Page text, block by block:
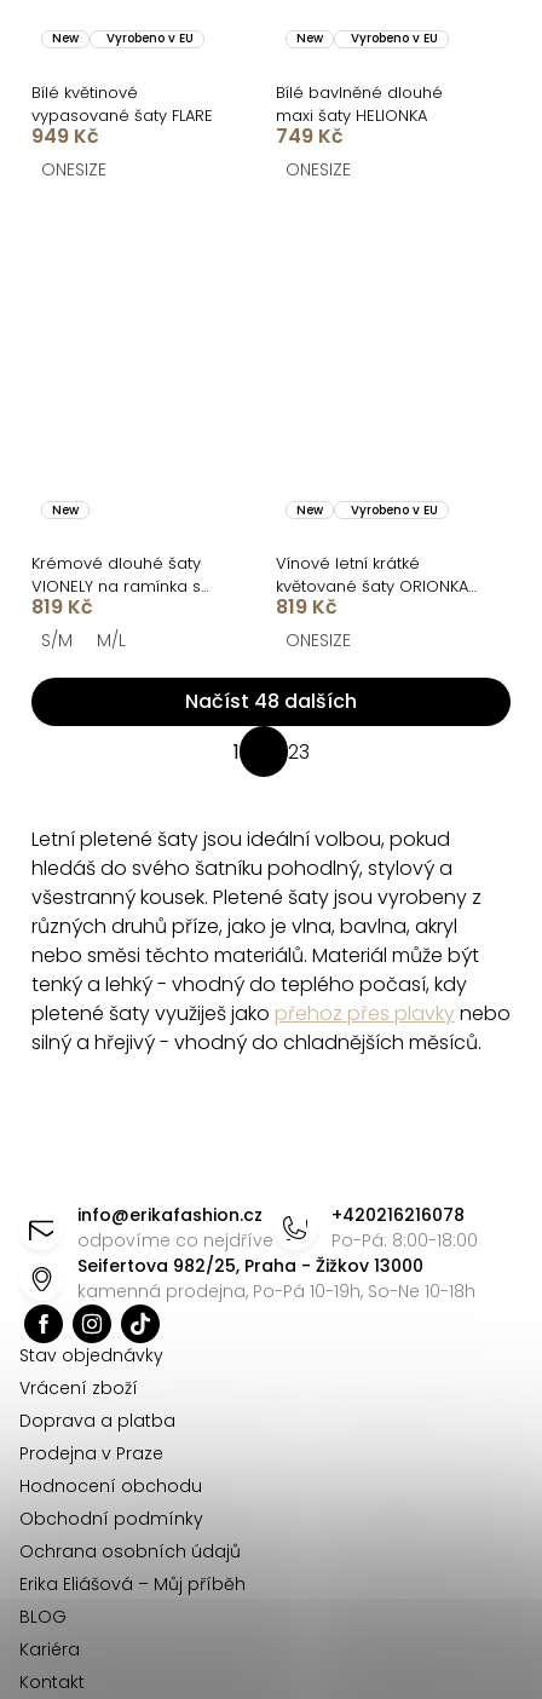
New Vyrobeno v EU
Bílé květinové
vypasované šaty FLARE
949 Kč
ONESIZE
New Vyrobeno v EU
Bílé bavlněné dlouhé
maxi šaty HELIONKA
749 Kč
ONESIZE
New
Krémové dlouhé šaty
VIONELY na ramínka s
černými puntíky
819 Kč
S/M M/L
New Vyrobeno v EU
Vínové letní krátké
květované šaty ORIONKA
s kraťásky
819 Kč
ONESIZE
O
v
á
d
a
c
í
p
r
v
p
i
s
u
Načíst 48 dalších
S
á
n
k
o
v
á
n
í
1 23
Letní pletené šatyjsou ideální volbou, pokud
hledáš do svého šatníku pohodlný, stylový a
všestranný kousek. Pletené šaty jsou vyrobeny z
různých druhů příze, jako je vlna, bavlna, akryl
nebo směsi těchto materiálů. Materiál může být
tenký a lehký - vhodný do teplého počasí, kdy
pletené šaty využiješ jako přehoz přes plavkynebo
silný a hřejivý - vhodný do chladnějších měsíců.
info@erikafashion.cz
odpovíme co nejdříve
+420216216078
Po-Pá: 8:00-18:00
Seifertova 982/25, Praha - Žižkov 13000
kamenná prodejna, Po-Pá 10-19h, So-Ne 10-18h
Stav objednávky
Vrácení zboží
Doprava a platba
Prodejna v Praze
Hodnocení obchodu
Obchodní podmínky
Ochrana osobních údajů
Erika Eliášová – Můj příběh
BLOG
Kariéra
Kontakt